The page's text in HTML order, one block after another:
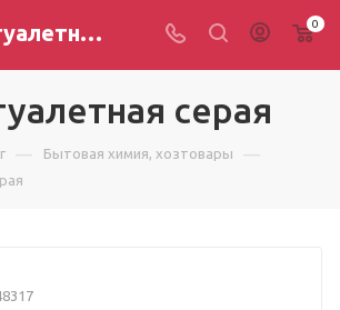
Бумага туалетная серая 0
серая
— Бытовая химия, хозтовары —